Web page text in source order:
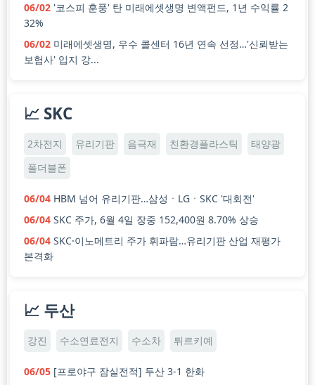
06/02 '코스피 훈풍' 탄 미래에셋생명 변액펀드, 1년 수익률 2
32%
06/02 미래에셋생명, 우수 콜센터 16년 연속 선정…'신뢰받는
보험사' 입지 강...
📈 SKC
2차전지 유리기판 음극재 친환경플라스틱
태양광
폴더블폰
06/04 HBM 넘어 유리기판…삼성ㆍLGㆍSKC '대회전'
06/04 SKC 주가, 6월 4일 장중 152,400원 8.70% 상승
06/04 SKC·이노메트리 주가 휘파람…유리기판 산업 재평가
본격화
📈 두산
강진 수소연료전지 수소차 튀르키예
06/05 [프로야구 잠실전적] 두산 3-1 한화